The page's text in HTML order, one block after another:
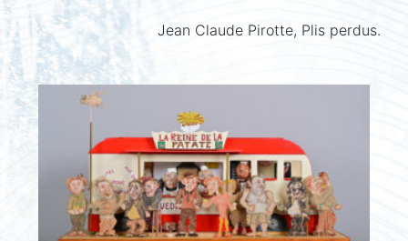
Jean Claude Pirotte, Plis perdus.